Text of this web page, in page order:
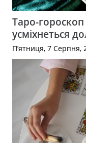
Таро-
усміхнеться
П’ятниця, 7 Серпня,